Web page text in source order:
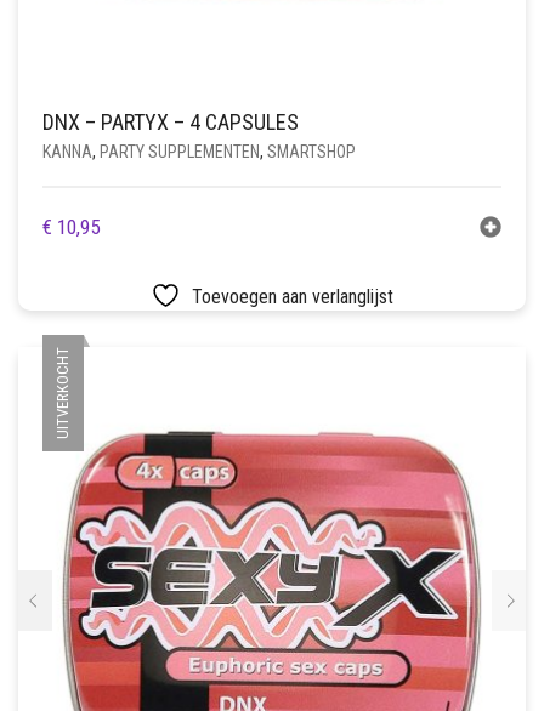
DNX – PARTYX – 4 CAPSULES
KANNA, PARTY SUPPLEMENTEN, SMARTSHOP
€ 10,95
Toevoegen aan verlanglijst
UITVERKOCHT